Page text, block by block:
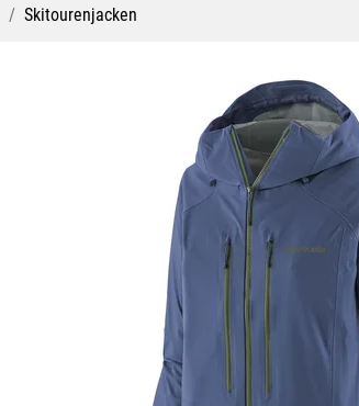
Skitourenjacken